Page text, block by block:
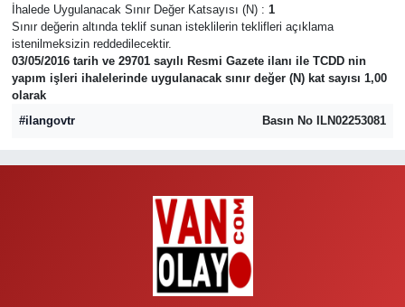
İhalede Uygulanacak Sınır Değer Katsayısı (N) : 1
Sınır değerin altında teklif sunan isteklilerin teklifleri açıklama
istenilmeksizin reddedilecektir.
03/05/2016 tarih ve 29701 sayılı Resmi Gazete ilanı ile TCDD nin
yapım işleri ihalelerinde uygulanacak sınır değer (N) kat sayısı 1,00
olarak
#ilangovtr
Basın No ILN02253081